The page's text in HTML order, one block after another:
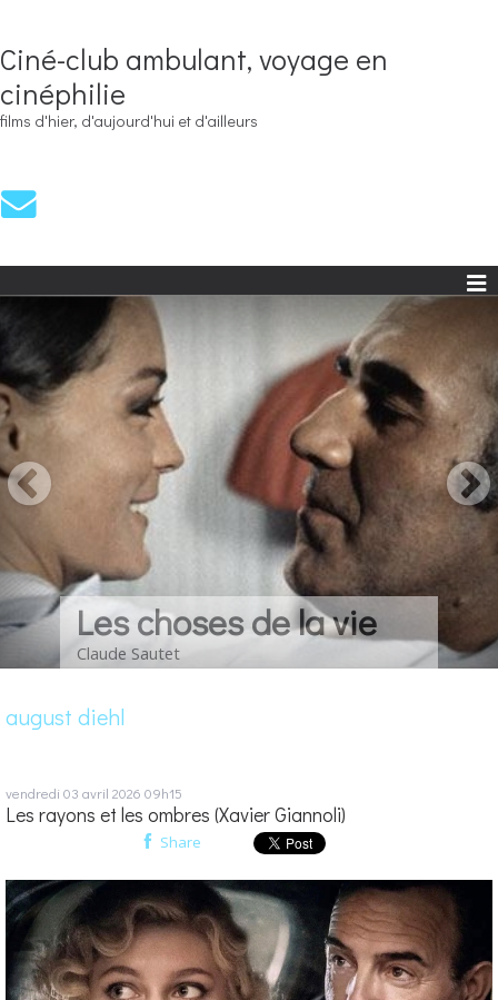
Ciné-club ambulant, voyage en
cinéphilie
films d'hier, d'aujourd'hui et d'ailleurs
Les choses de la vie
Claude Sautet
august diehl
vendredi 03 avril 2026 09h15
Les rayons et les ombres (Xavier Giannoli)
Share